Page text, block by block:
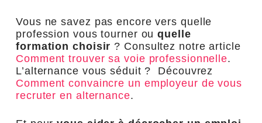
Vous ne savez pas encore vers quelle
profession vous tourner ouquelle
formation choisir ? Consultez notre article
Comment trouver sa voie professionnelle.
L’alternance vous séduit ? Découvrez
Comment convaincre un employeur de vous
recruter en alternance.